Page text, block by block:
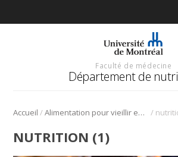
Faculté de médecine
Département de
Accueil / Alimentation pour vieillir en santé /
NUTRITION (1)